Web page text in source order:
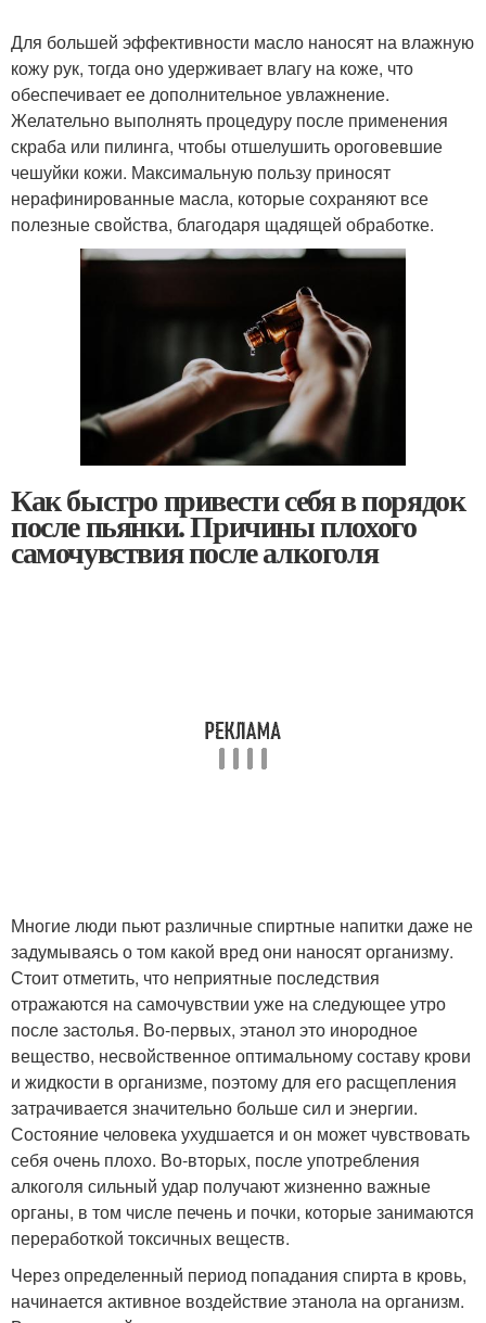
Для большей эффективности масло наносят на влажную
кожу рук, тогда оно удерживает влагу на коже, что
обеспечивает ее дополнительное увлажнение.
Желательно выполнять процедуру после применения
скраба или пилинга, чтобы отшелушить ороговевшие
чешуйки кожи. Максимальную пользу приносят
нерафинированные масла, которые сохраняют все
полезные свойства, благодаря щадящей обработке.
Как быстро привести себя в порядок
после пьянки. Причины плохого
самочувствия после алкоголя
Многие люди пьют различные спиртные напитки даже не
задумываясь о том какой вред они наносят организму.
Стоит отметить, что неприятные последствия
отражаются на самочувствии уже на следующее утро
после застолья. Во-первых, этанол это инородное
вещество, несвойственное оптимальному составу крови
и жидкости в организме, поэтому для его расщепления
затрачивается значительно больше сил и энергии.
Состояние человека ухудшается и он может чувствовать
себя очень плохо. Во-вторых, после употребления
алкоголя сильный удар получают жизненно важные
органы, в том числе печень и почки, которые занимаются
переработкой токсичных веществ.
Через определенный период попадания спирта в кровь,
начинается активное воздействие этанола на организм.